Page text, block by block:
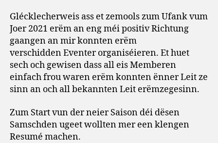
Glécklecherweis ass et zemools zum Ufank vum
Joer 2021 erëm an eng méi positiv Richtung
gaangen an mir konnten erëm
verschidden Eventer organiséieren. Et huet
sech och gewisen dass all eis Memberen
einfach frou waren erëm konnten ënner Leit ze
sinn an och all bekannten Leit erëmzegesinn.
Zum Start vun der neier Saison déi dësen
Samschden ugeet wollten mer een klengen
Resumé machen.